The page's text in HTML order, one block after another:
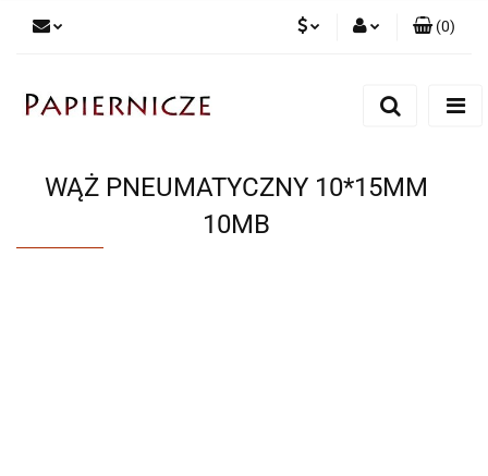
(0)
WĄŻ PNEUMATYCZNY 10*15MM
10MB